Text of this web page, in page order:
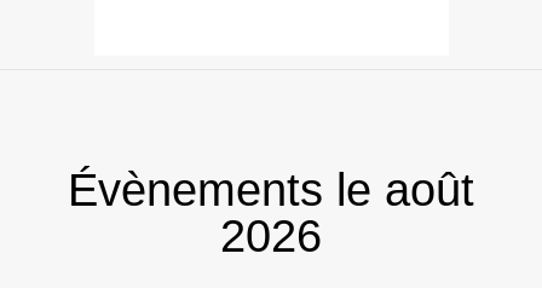
Évènements le août
2026